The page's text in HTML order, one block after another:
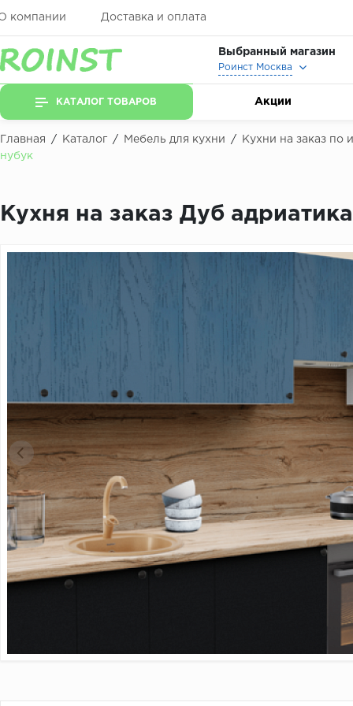
компании Доставка и оплата
Выбранный магазин
Роинст Москва
КАТАЛОГ ТОВАРОВ Акции
Главная / Каталог / Мебель для кухни / Кухни на заказ по
нубук
Кухня на заказ Дуб